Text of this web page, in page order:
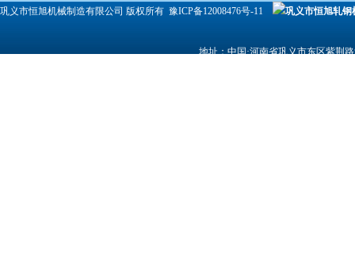
巩义市恒旭机械制造有限公司 版权所有 豫ICP备12008476号-11
地址：中国·河南省巩义市东区紫